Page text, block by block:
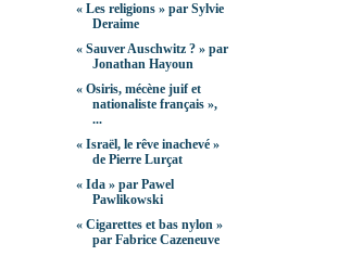
« Les religions » par Sylvie
Deraime
« Sauver Auschwitz ? » par
Jonathan Hayoun
« Osiris, mécène juif et
nationaliste français »,
...
« Israël, le rêve inachevé »
de Pierre Lurçat
« Ida » par Pawel
Pawlikowski
« Cigarettes et bas nylon »
par Fabrice Cazeneuve